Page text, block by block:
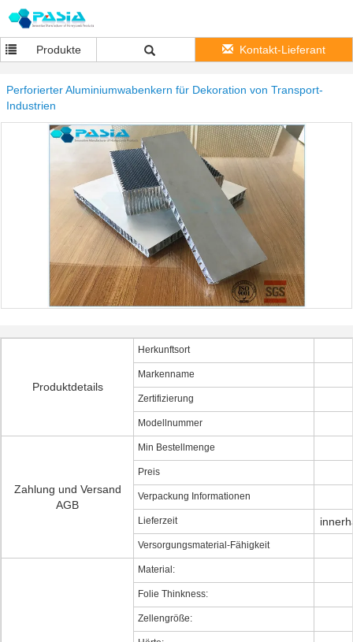
Produkte Kontakt-Lieferant
Perforierter Aluminiumwabenkern für Dekoration von Transport-
Industrien
Produktdetails
Herkunftsort
Markenname
Zertifizierung
Modellnummer
Zahlung und Versand
AGB
Min Bestellmenge
Preis
Verpackung Informationen
Lieferzeit
Versorgungsmaterial-Fähigkeit
Material:
Folie Thinkness:
Zellengröße: